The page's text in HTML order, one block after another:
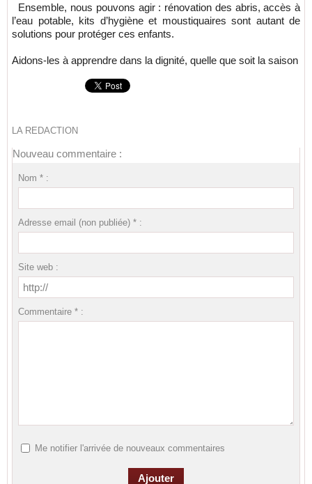
Ensemble, nous pouvons agir : rénovation des abris, accès à
l’eau potable, kits d’hygiène et moustiquaires sont autant de
solutions pour protéger ces enfants.
Aidons-les à apprendre dans la dignité, quelle que soit la saison
LA REDACTION
Nouveau commentaire :
Nom * :
Adresse email (non publiée) * :
Site web :
Commentaire * :
Me notifier l'arrivée de nouveaux commentaires